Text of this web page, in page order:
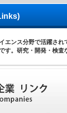
エンス分野で活躍さ
す。研究・開発・検